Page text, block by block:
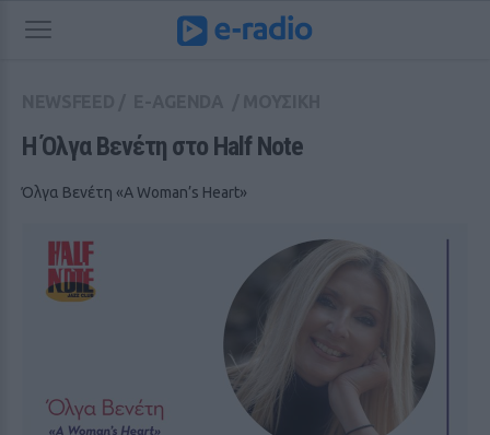
H Όλγα Βενέτη στο Half Note
Όλγα Βενέτη «Α Woman’s Heart»